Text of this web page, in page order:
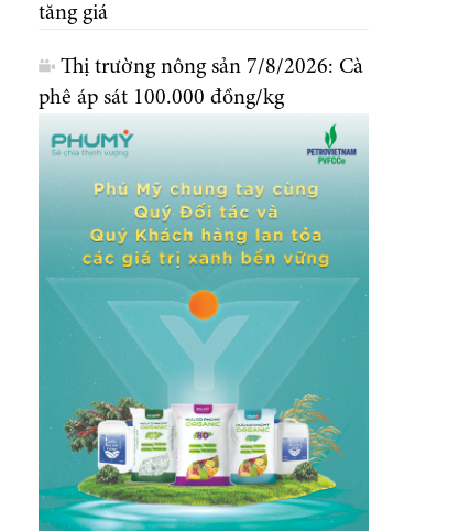
tăng giá
Thị trường nông sản 7/8/2026: Cà
phê áp sát 100.000 đồng/kg